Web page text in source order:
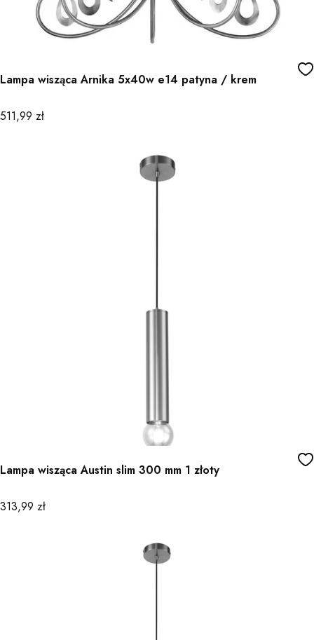
Lampa wisząca Arnika 5x40w e14 patyna / krem
Cena
511,99 zł
Lampa wisząca Austin slim 300 mm 1 złoty
Cena
313,99 zł